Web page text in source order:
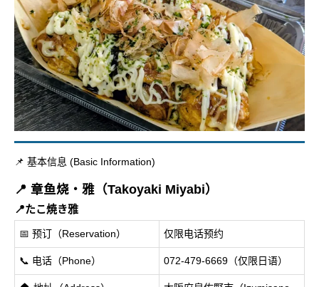
📌 基本信息 (Basic Information)
📍 章鱼烧・雅（Takoyaki Miyabi）
📍たこ焼き雅
📅 预订（Reservation） 仅限电话预约
📞 电话（Phone） 072-479-6669（仅限日语）